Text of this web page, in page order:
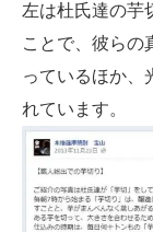
左は杜氏達の芋
ことで、彼らの
っているほか、
れています。